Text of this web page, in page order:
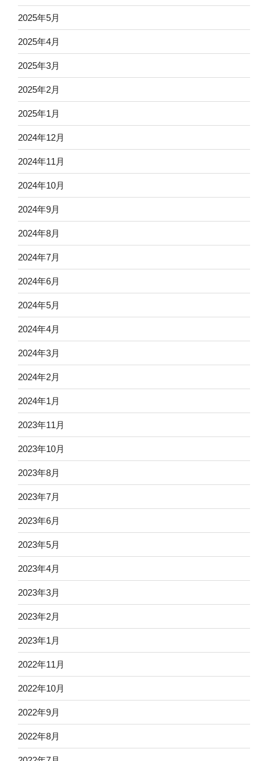
2025年5月
2025年4月
2025年3月
2025年2月
2025年1月
2024年12月
2024年11月
2024年10月
2024年9月
2024年8月
2024年7月
2024年6月
2024年5月
2024年4月
2024年3月
2024年2月
2024年1月
2023年11月
2023年10月
2023年8月
2023年7月
2023年6月
2023年5月
2023年4月
2023年3月
2023年2月
2023年1月
2022年11月
2022年10月
2022年9月
2022年8月